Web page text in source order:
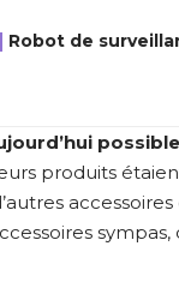
Robot de
produits
sympas,